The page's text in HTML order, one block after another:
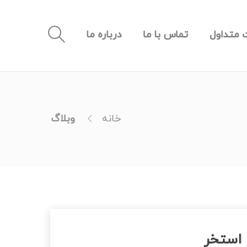
متداول تماس با ما درباره ما
خانه وبلاگ
استخر